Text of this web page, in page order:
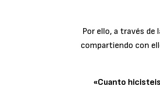
Por ello, a través de
compartiendo con
«Cuanto